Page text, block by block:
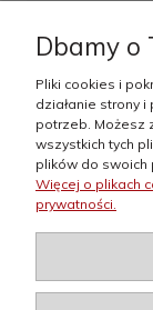
Dbamy o
Pliki cookies i
działanie strony
potrzeb. Możesz
wszystkich tych
plików do swoich
Więcej o plikach
prywatności.